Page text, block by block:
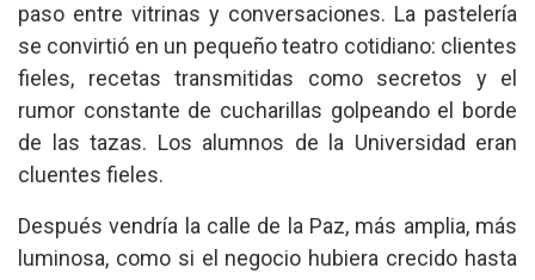
paso entre vitrinas y conversaciones. La pastelería
se convirtió en un pequeño teatro cotidiano: clientes
fieles, recetas transmitidas como secretos y el
rumor constante de cucharillas golpeando el borde
de las tazas. Los alumnos de la Universidad eran
cluentes fieles.
Después vendría la calle de la Paz, más amplia, más
luminosa, como si el negocio hubiera crecido hasta